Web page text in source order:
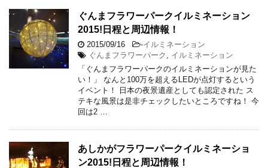
ぐんまフラワーパークイルミネーション
2015!日程と周辺情報！
2015/09/16 -イルミネーション
ぐんまフラワーパーク
イルミネーション
「ぐんまフラワーパークのイルミネーションが見た
い！」 なんと100万を超えるLEDが点灯するという
イベント！ 日本の夜景遺産としても認定された ス
テキな風景は是非チェックしたいところですね！ 今
回は2 …
あしかがフラワーパークイルミネーショ
ン2015!日程と周辺情報！